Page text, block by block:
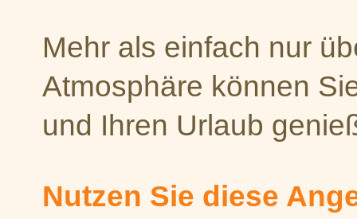
Mehr als einfach nur
Atmosphäre können
und Ihren Urlaub
Nutzen Sie diese